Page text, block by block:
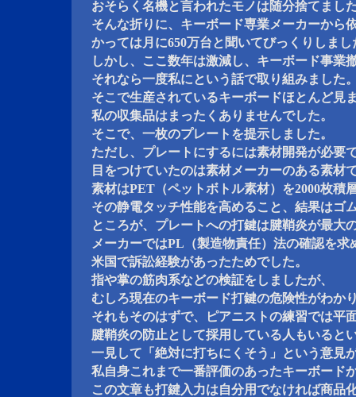
おそらく名機と言われたモノは随分捨てまし
そんな折りに、キーボード専業メーカーから
かっては月に650万台と聞いてびっくりしまし
しかし、ここ数年は激減し、キーボード事業
それなら一度私にという話で取り組みました
そこで生産されているキーボードほとんど見
私の収集品はまったくありませんでした。
そこで、一枚のプレートを提示しました。
ただし、プレートにするには素材開発が必要
目をつけていたのは素材メーカーのある素材
素材はPET（ペットボトル素材）を2000枚積
その静電タッチ性能を高めること、結果はゴ
ところが、プレートへの打鍵は腱鞘炎が最大
メーカーではPL（製造物責任）法の確認を求
米国で訴訟経験があったためでした。
指や掌の筋肉系などの検証をしましたが、
むしろ現在のキーボード打鍵の危険性がわか
それもそのはずで、ピアニストの練習では平
腱鞘炎の防止として採用している人もいると
一見して「絶対に打ちにくそう」という意見
私自身これまで一番評価のあったキーボード
この文章も打鍵入力は自分用でなければ商品